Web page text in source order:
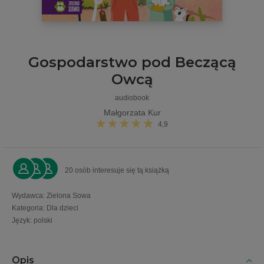
Gospodarstwo pod Beczącą
Owcą
audiobook
Małgorzata Kur
4,9
20 osób interesuje się tą książką
Wydawca: Zielona Sowa
Kategoria: Dla dzieci
Język: polski
Opis